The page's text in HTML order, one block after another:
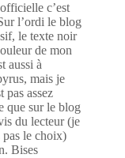
c’est
l’ordi le blog
le texte noir
de mon
aussi à
mais je
pas assez
que sur le blog
du lecteur (je
pas le choix)
Bises